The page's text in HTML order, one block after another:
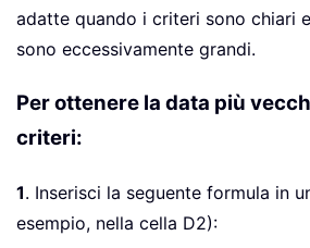
adatte quando i criteri sono chiari
sono eccessivamente grandi.
Per ottenere la data più
criteri:
1. Inserisci la seguente formula in
esempio, nella cella D2):